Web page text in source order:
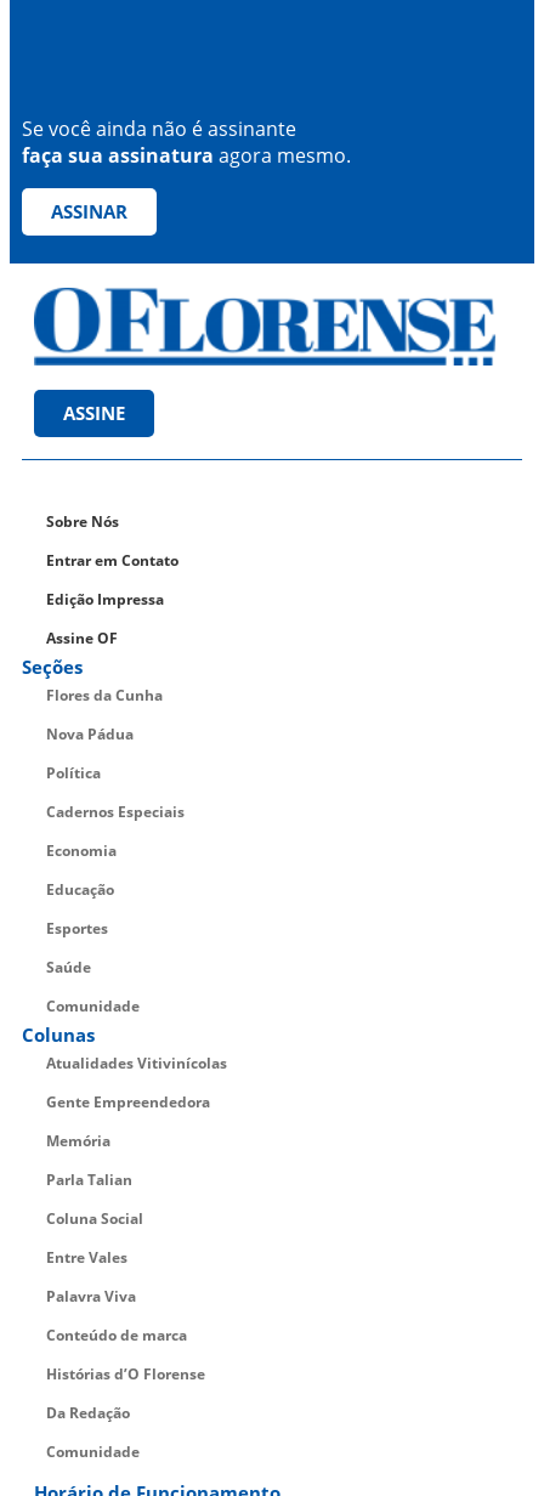
Se você ainda não é assinante
faça sua assinatura agora mesmo.
ASSINAR
ASSINE
Sobre Nós
Entrar em Contato
Edição Impressa
Assine OF
Seções
Flores da Cunha
Nova Pádua
Política
Cadernos Especiais
Economia
Educação
Esportes
Saúde
Comunidade
Colunas
Atualidades Vitivinícolas
Gente Empreendedora
Memória
Parla Talian
Coluna Social
Entre Vales
Palavra Viva
Conteúdo de marca
Histórias d’O Florense
Da Redação
Comunidade